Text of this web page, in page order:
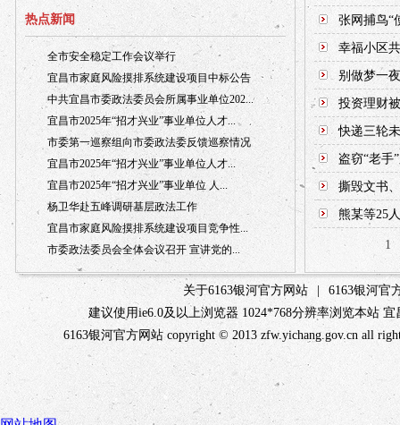
热点新闻
全市安全稳定工作会议举行
宜昌市家庭风险摸排系统建设项目中标公告
中共宜昌市委政法委员会所属事业单位202...
宜昌市2025年“招才兴业”事业单位人才...
市委第一巡察组向市委政法委反馈巡察情况
宜昌市2025年“招才兴业”事业单位人才...
宜昌市2025年“招才兴业”事业单位 人...
杨卫华赴五峰调研基层政法工作
宜昌市家庭风险摸排系统建设项目竞争性...
市委政法委员会全体会议召开 宣讲党的...
张网捕鸟“
幸福小区
别做梦一
投资理财
快递三轮
盗窃“老手
撕毁文书
熊某等25
1
关于6163银河官方网站
6163银河官
建议使用ie6.0及以上浏览器 1024*768分辨率浏览本站
6163银河官方网站 copyright © 2013 zfw.yichang.gov.cn all